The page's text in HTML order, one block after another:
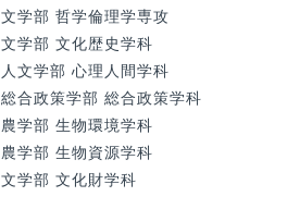
部 哲学倫理学専攻
部 文化歴史学科
部 心理人間学科
策学部 総合政策学科
生物環境学科
生物資源学科
文化財学科